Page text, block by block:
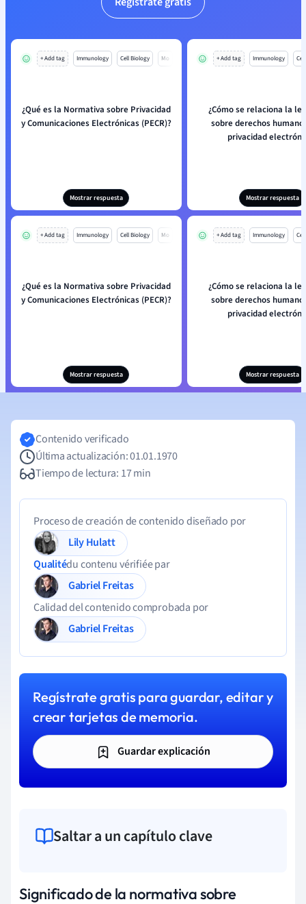
+ Add tag Immunology Cell Biology Mo
¿Qué es la Normativa sobre Privacidad
y Comunicaciones Electrónicas (PECR)?
Mostrar respuesta
+ Add tag Immunology
¿Cómo se relaciona la
sobre derechos
privacidad
Mostrar respuesta
+ Add tag Immunology Cell Biology Mo
¿Qué es la Normativa sobre Privacidad
y Comunicaciones Electrónicas (PECR)?
Mostrar respuesta
+ Add tag Immunology
¿Cómo se relaciona la
sobre derechos
privacidad
Mostrar respuesta
Contenido verificado
Última actualización: 01.01.1970
Tiempo de lectura: 17 min
Proceso de creación de contenido diseñado por
Lily Hulatt
Qualitédu contenu vérifiée par
Gabriel Freitas
Calidad del contenido comprobada por
Gabriel Freitas
Regístrate gratis para guardar, editar y
crear tarjetas de memoria.
Guardar explicación
Saltar a un capítulo clave
Significado de la normativa sobre